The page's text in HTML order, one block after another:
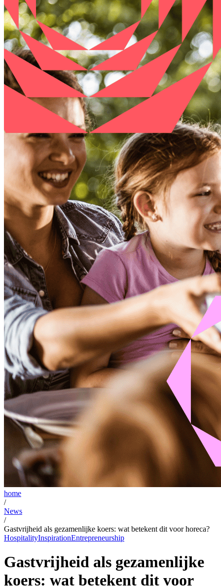
home
/
News
/
Gastvrijheid als gezamenlijke koers: wat betekent dit voor horeca?
HospitalityInspirationEntrepreneurship
Gastvrijheid als gezamenlijke
koers: wat betekent dit voor